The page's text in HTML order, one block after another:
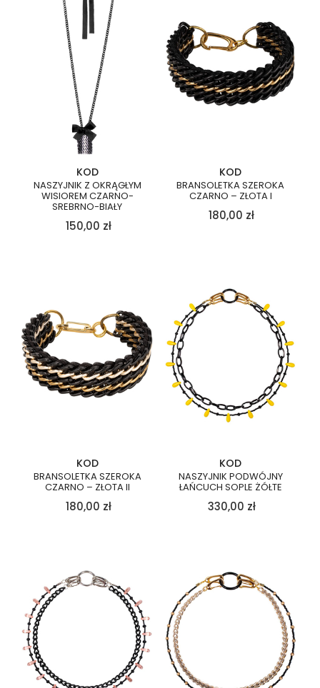
KOD
NASZYJNIK Z OKRĄGŁYM
WISIOREM CZARNO-
SREBRNO-BIAŁY
150,00 zł
KOD
BRANSOLETKA SZEROKA
CZARNO – ZŁOTA I
180,00 zł
KOD
BRANSOLETKA SZEROKA
CZARNO – ZŁOTA II
180,00 zł
KOD
NASZYJNIK PODWÓJNY
ŁAŃCUCH SOPLE ŻÓŁTE
330,00 zł